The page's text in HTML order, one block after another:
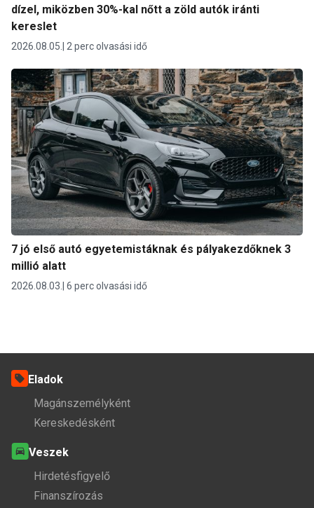
dízel, miközben 30%-kal nőtt a zöld autók iránti
kereslet
2026.08.05. 2 perc olvasási idő
7 jó első autó egyetemistáknak és pályakezdőknek 3
millió alatt
2026.08.03. 6 perc olvasási idő
Eladok
Magánszemélyként
Kereskedésként
Veszek
Hirdetésfigyelő
Finanszírozás